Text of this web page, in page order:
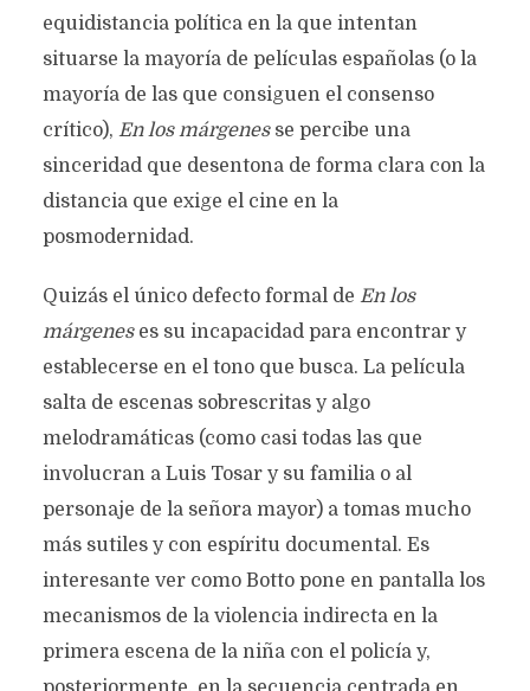
equidistancia política en la que intentan
situarse la mayoría de películas españolas (o la
mayoría de las que consiguen el consenso
crítico), En los márgenesse percibe una
sinceridad que desentona de forma clara con la
distancia que exige el cine en la
posmodernidad.
Quizás el único defecto formal de En los
márgenes es su incapacidad para encontrar y
establecerse en el tono que busca. La película
salta de escenas sobrescritas y algo
melodramáticas (como casi todas las que
involucran a Luis Tosar y su familia o al
personaje de la señora mayor) a tomas mucho
más sutiles y con espíritu documental. Es
interesante ver como Botto pone en pantalla los
mecanismos de la violencia indirecta en la
primera escena de la niña con el policía y,